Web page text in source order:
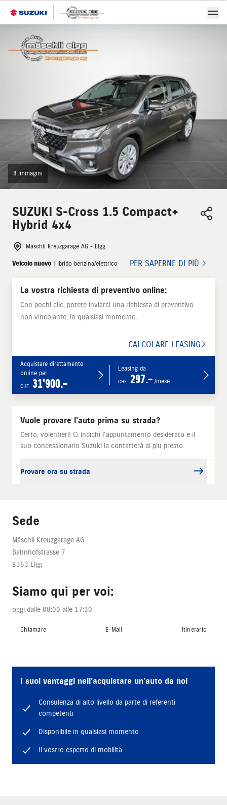
8 Immagini
SUZUKI S-Cross 1.5 Compact+
Hybrid 4x4
Mäschli Kreuzgarage AG - Elgg
Veicolo nuovo | Ibrido benzina/elettrico PER SAPERNE DI PIÙ
La vostra richiesta di preventivo online:
Con pochi clic, potete inviarci una richiesta di preventivo
non vincolante, in qualsiasi momento.
CALCOLARE LEASING
Acquistare direttamente
online per
CHF 31'900.–
Leasing da
CHF 297.– /mese
Vuole provare l'auto prima su strada?
Certo, volentieri! Ci indichi l'appuntamento desiderato e il
suo concessionario Suzuki la contatterà al più presto.
Provare ora su strada
Sede
Mäschli Kreuzgarage AG
Bahnhofstrasse 7
8353 Elgg
Siamo qui per voi:
oggi dalle 08:00 alle 17:30
Chiamare E-Mail Itinerario
I suoi vantaggi nell’acquistare un’auto da noi
Consulenza di alto livello da parte di referenti
competenti
Disponibile in qualsiasi momento
Il vostro esperto di mobilità